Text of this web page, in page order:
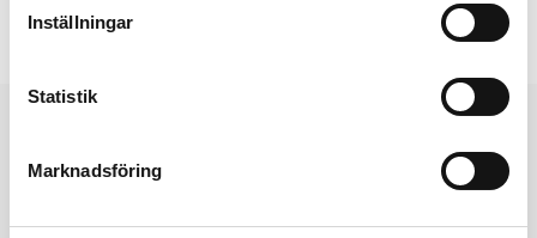
Inställningar
Statistik
Marknadsföring
Tonade glasrutor
Adaptivt M-chassi
Kompletta vinterhjul dubb